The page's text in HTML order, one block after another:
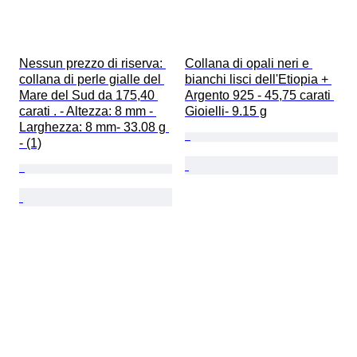
Nessun prezzo di riserva:
collana di perle gialle del
Mare del Sud da 175,40
carati . - Altezza: 8 mm -
Larghezza: 8 mm- 33.08 g
- (1)
Collana di opali neri e
bianchi lisci dell'Etiopia +
Argento 925 - 45,75 carati
Gioielli- 9.15 g